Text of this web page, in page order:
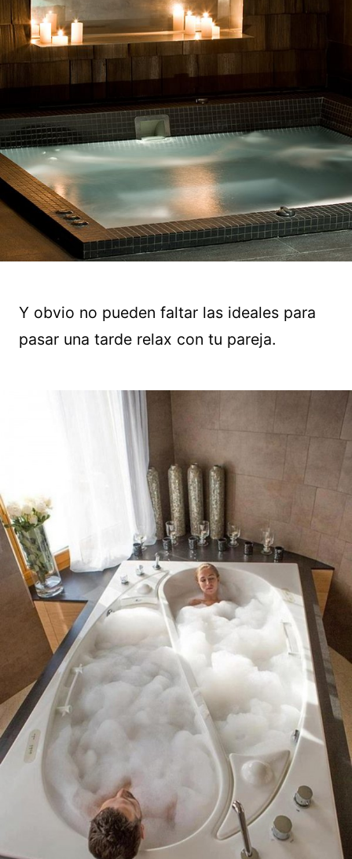
Y obvio no pueden faltar las ideales para
pasar una tarde relax con tu pareja.